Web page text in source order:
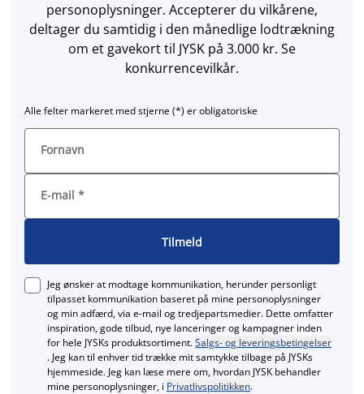
personoplysninger. Accepterer du vilkårene,
deltager du samtidig i den månedlige lodtrækning
om et gavekort til JYSK på 3.000 kr. Se
konkurrencevilkår.
Alle felter markeret med stjerne (*) er obligatoriske
Fornavn
E-mail *
Tilmeld
Jeg ønsker at modtage kommunikation, herunder personligt
tilpasset kommunikation baseret på mine personoplysninger
og min adfærd, via e‑mail og tredjepartsmedier. Dette omfatter
inspiration, gode tilbud, nye lanceringer og kampagner inden
for hele JYSKs produktsortiment.Salgs- og leveringsbetingelser
. Jeg kan til enhver tid trække mit samtykke tilbage på JYSKs
hjemmeside. Jeg kan læse mere om, hvordan JYSK behandler
mine personoplysninger, i Privatlivspolitikken.